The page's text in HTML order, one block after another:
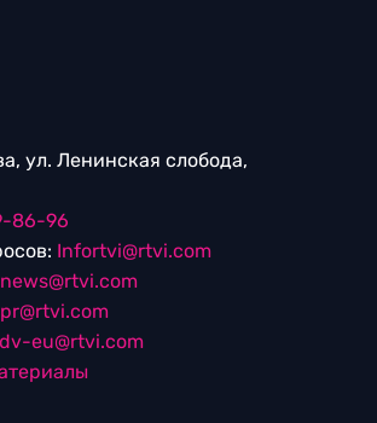
ул. Ленинская слобода,
86-96
Infortvi@rtvi.com
news@rtvi.com
pr@rtvi.com
eu@rtvi.com